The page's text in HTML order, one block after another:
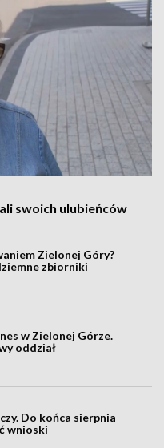
swoich ulubieńców
Zielonej Góry?
zbiorniki
w Zielonej Górze.
oddział
Do końca sierpnia
wnioski